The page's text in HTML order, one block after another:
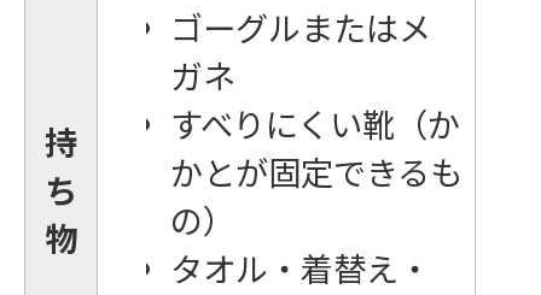
持
ち
物
ゴーグルまたはメ
ガネ
すべりにくい靴（か
かとが固定できるも
の）
タオル・着替え・